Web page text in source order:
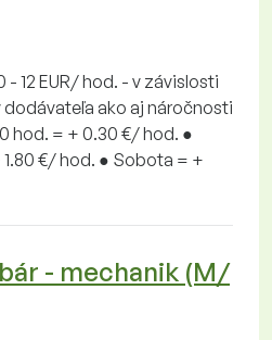
- 12 EUR/ hod. - v závislosti
ako aj náročnosti
hod. = + 0.30 €/ hod. ●
€/ hod. ● Sobota = +
- mechanik (M/